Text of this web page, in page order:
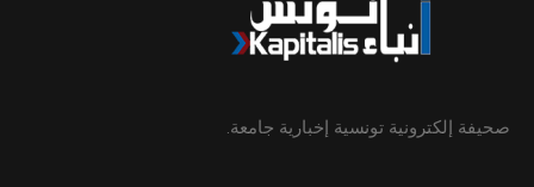
صحيفة إلكترونية تونسية إخبارية جامعة.